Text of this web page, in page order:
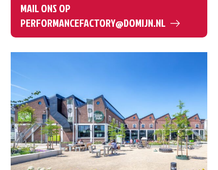
MAIL ONS OP
PERFORMANCEFACTORY@DOMIJN.NL